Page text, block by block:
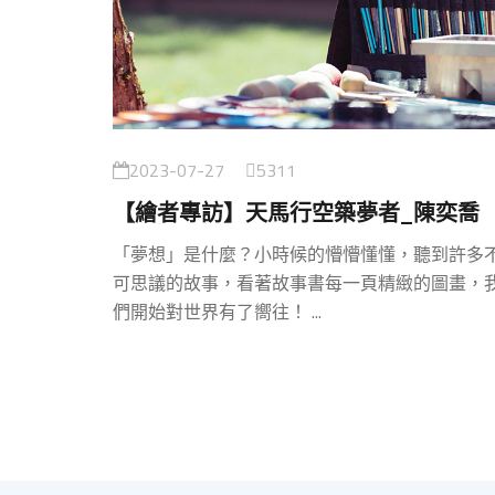
2023-07-27 5311
【繪者專訪】天馬行空築夢者_陳奕喬
「夢想」是什麼？小時候的懵懵懂懂，聽到許多
可思議的故事，看著故事書每一頁精緻的圖畫，
們開始對世界有了嚮往！ ...